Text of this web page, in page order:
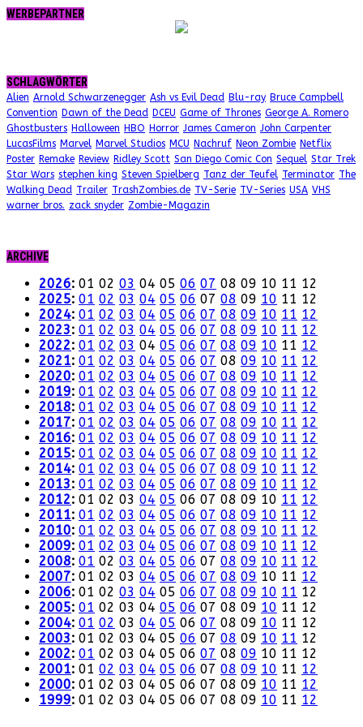
WERBEPARTNER
SCHLAGWÖRTER
Alien Arnold Schwarzenegger Ash vs Evil Dead Blu-ray Bruce Campbell
Convention Dawn of the Dead DCEU Game of Thrones George A. Romero
Ghostbusters Halloween HBO Horror James Cameron John Carpenter
LucasFilms Marvel Marvel Studios MCU Nachruf Neon Zombie Netflix
Poster Remake Review Ridley Scott San Diego Comic Con Sequel Star Trek
Star Wars stephen king Steven Spielberg Tanz der Teufel Terminator The
Walking Dead Trailer TrashZombies.de TV-Serie TV-Series USA VHS
warner bros. zack snyder Zombie-Magazin
ARCHIVE
2026: 01 02 03 04 05 06 07 08 09 10 11 12
2025: 01 02 03 04 05 06 07 08 09 10 11 12
2024: 01 02 03 04 05 06 07 08 09 10 11 12
2023: 01 02 03 04 05 06 07 08 09 10 11 12
2022: 01 02 03 04 05 06 07 08 09 10 11 12
2021: 01 02 03 04 05 06 07 08 09 10 11 12
2020: 01 02 03 04 05 06 07 08 09 10 11 12
2019: 01 02 03 04 05 06 07 08 09 10 11 12
2018: 01 02 03 04 05 06 07 08 09 10 11 12
2017: 01 02 03 04 05 06 07 08 09 10 11 12
2016: 01 02 03 04 05 06 07 08 09 10 11 12
2015: 01 02 03 04 05 06 07 08 09 10 11 12
2014: 01 02 03 04 05 06 07 08 09 10 11 12
2013: 01 02 03 04 05 06 07 08 09 10 11 12
2012: 01 02 03 04 05 06 07 08 09 10 11 12
2011: 01 02 03 04 05 06 07 08 09 10 11 12
2010: 01 02 03 04 05 06 07 08 09 10 11 12
2009: 01 02 03 04 05 06 07 08 09 10 11 12
2008: 01 02 03 04 05 06 07 08 09 10 11 12
2007: 01 02 03 04 05 06 07 08 09 10 11 12
2006: 01 02 03 04 05 06 07 08 09 10 11 12
2005: 01 02 03 04 05 06 07 08 09 10 11 12
2004: 01 02 03 04 05 06 07 08 09 10 11 12
2003: 01 02 03 04 05 06 07 08 09 10 11 12
2002: 01 02 03 04 05 06 07 08 09 10 11 12
2001: 01 02 03 04 05 06 07 08 09 10 11 12
2000: 01 02 03 04 05 06 07 08 09 10 11 12
1999: 01 02 03 04 05 06 07 08 09 10 11 12